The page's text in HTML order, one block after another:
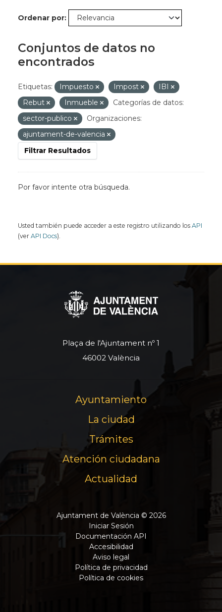
Ordenar por
Conjuntos de datos no
encontrados
Etiquetas: Impuesto Impost
IBI
Rebut
Inmueble
Categorías de datos:
sector-publico
Organizaciones:
ajuntament-de-valencia
Filtrar Resultados
Por favor intente otra búsqueda.
Usted también puede acceder a este registro utilizando los API
(ver API Docs).
Plaça de l'Ajuntament nº 1
46002 València
Ayuntamiento
La ciudad
Trámites
Atención ciudadana
Actualidad
Ajuntament de València © 2026
Iniciar Sesión
Documentación API
Accesibilidad
Aviso legal
Política de privacidad
Política de cookies